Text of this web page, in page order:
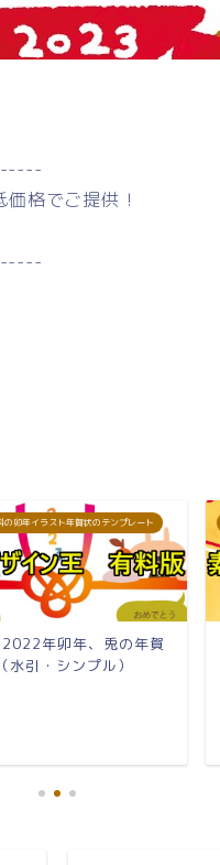
格でご提供！
卯年イラスト年賀状のテンプレート
年卯年、兎の年賀
引・シンプル）